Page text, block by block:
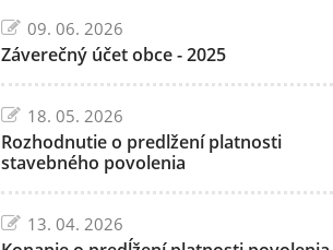
09. 06. 2026
Záverečný účet obce - 2025
18. 05. 2026
Rozhodnutie o predlžení platnosti
stavebného povolenia
13. 04. 2026